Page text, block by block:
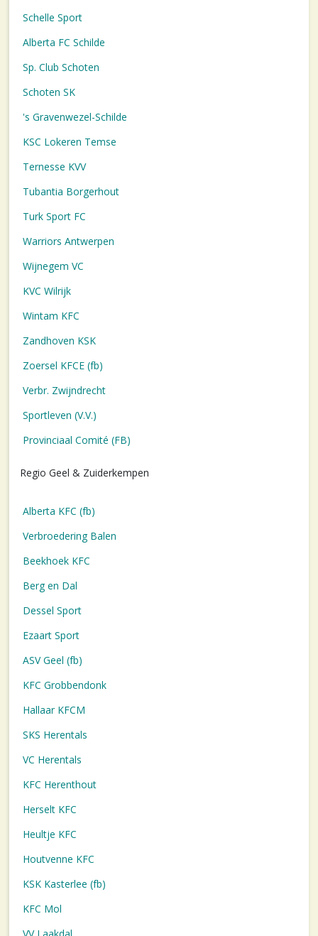
Schelle Sport
Alberta FC Schilde
Sp. Club Schoten
Schoten SK
's Gravenwezel-Schilde
KSC Lokeren Temse
Ternesse KVV
Tubantia Borgerhout
Turk Sport FC
Warriors Antwerpen
Wijnegem VC
KVC Wilrijk
Wintam KFC
Zandhoven KSK
Zoersel KFCE (fb)
Verbr. Zwijndrecht
Sportleven (V.V.)
Provinciaal Comité (FB)
Regio Geel & Zuiderkempen
Alberta KFC (fb)
Verbroedering Balen
Beekhoek KFC
Berg en Dal
Dessel Sport
Ezaart Sport
ASV Geel (fb)
KFC Grobbendonk
Hallaar KFCM
SKS Herentals
VC Herentals
KFC Herenthout
Herselt KFC
Heultje KFC
Houtvenne KFC
KSK Kasterlee (fb)
KFC Mol
VV Laakdal